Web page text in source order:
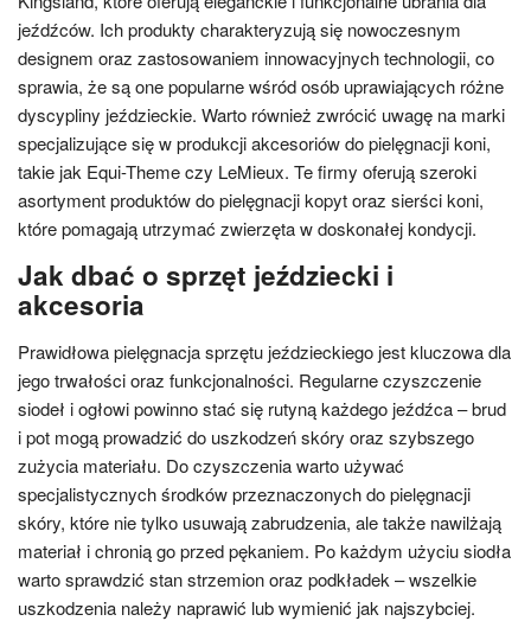
jeźdźców. Ich produkty charakteryzują się nowoczesnym
designem oraz zastosowaniem innowacyjnych technologii, co
sprawia, że są one popularne wśród osób uprawiających różne
dyscypliny jeździeckie. Warto również zwrócić uwagę na marki
specjalizujące się w produkcji akcesoriów do pielęgnacji koni,
takie jak Equi-Theme czy LeMieux. Te firmy oferują szeroki
asortyment produktów do pielęgnacji kopyt oraz sierści koni,
które pomagają utrzymać zwierzęta w doskonałej kondycji.
Jak dbać o sprzęt jeździecki i
akcesoria
Prawidłowa pielęgnacja sprzętu jeździeckiego jest kluczowa dla
jego trwałości oraz funkcjonalności. Regularne czyszczenie
siodeł i ogłowi powinno stać się rutyną każdego jeźdźca – brud
i pot mogą prowadzić do uszkodzeń skóry oraz szybszego
zużycia materiału. Do czyszczenia warto używać
specjalistycznych środków przeznaczonych do pielęgnacji
skóry, które nie tylko usuwają zabrudzenia, ale także nawilżają
materiał i chronią go przed pękaniem. Po każdym użyciu siodła
warto sprawdzić stan strzemion oraz podkładek – wszelkie
uszkodzenia należy naprawić lub wymienić jak najszybciej.